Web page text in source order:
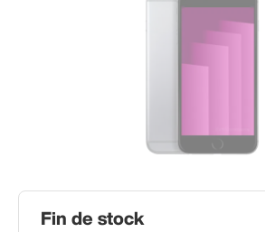
Fin de stock